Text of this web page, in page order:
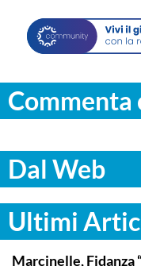
Commenta
Dal Web
Ultimi
ITALPRESS
Marcinelle, Fidanza